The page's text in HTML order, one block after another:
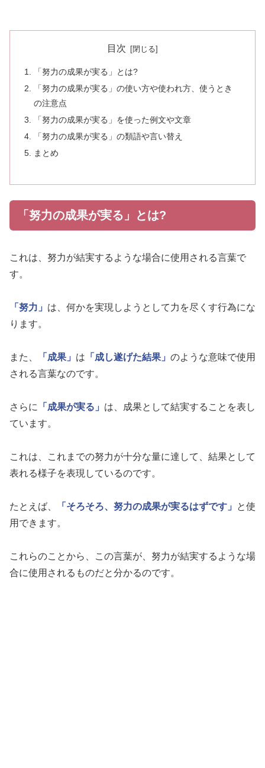
目次
「努力の成果が実る」とは?
「努力の成果が実る」の使い方や使われ方、使うとき
の注意点
「努力の成果が実る」を使った例文や文章
「努力の成果が実る」の類語や言い替え
まとめ
「努力の成果が実る」とは?
これは、努力が結実するような場合に使用される言葉で
す。
「努力」 は、何かを実現しようとして力を尽くす行為にな
ります。
また、 「成果」 は 「成し遂げた結果」 のような意味で使用
される言葉なのです。
さらに 「成果が実る」 は、成果として結実することを表し
ています。
これは、これまでの努力が十分な量に達して、結果として
表れる様子を表現しているのです。
たとえば、 「そろそろ、努力の成果が実るはずです」
と使
用できます。
これらのことから、この言葉が、努力が結実するような場
合に使用されるものだと分かるのです。